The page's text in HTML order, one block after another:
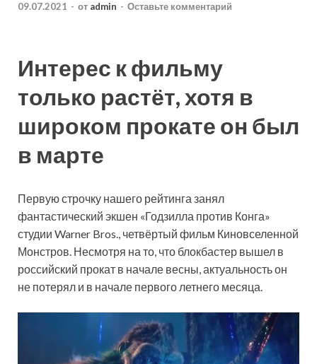
09.07.2021 - от admin - Оставьте комментарий
Интерес к фильму
только растёт, хотя в
широком прокате он был
в марте
Первую строчку нашего рейтинга занял
фантастический экшен «Годзилла против Конга»
студии Warner Bros., четвёртый фильм Киновселенной
Монстров. Несмотря на то, что блокбастер вышел в
российский прокат в начале весны, актуальность он
не потерял и в начале первого летнего месяца.